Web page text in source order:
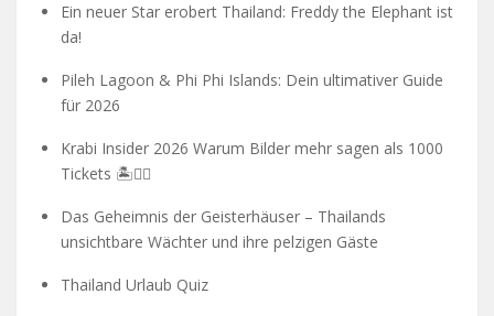
Ein neuer Star erobert Thailand: Freddy the Elephant ist
da!
Pileh Lagoon & Phi Phi Islands: Dein ultimativer Guide
für 2026
Krabi Insider 2026 Warum Bilder mehr sagen als 1000
Tickets 🏝️🧗‍♂️
Das Geheimnis der Geisterhäuser – Thailands
unsichtbare Wächter und ihre pelzigen Gäste
Thailand Urlaub Quiz